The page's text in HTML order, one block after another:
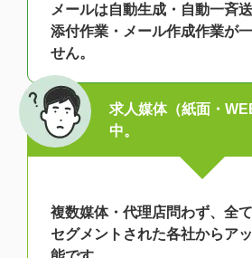
メールは自動生成・自動一斉送
添付作業・メール作成作業が
せん。
求人媒体（紙面・
中。
複数媒体・代理店問わず、全
セグメントされた各社からア